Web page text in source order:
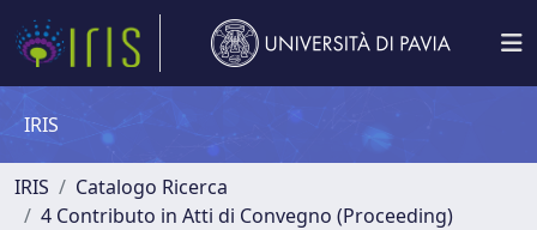
IRIS
IRIS
Catalogo Ricerca
4 Contributo in Atti di Convegno (Proceeding)